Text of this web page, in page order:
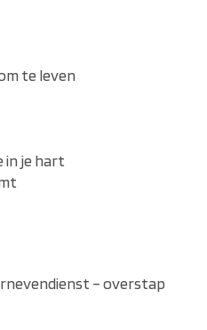
te leven
in je hart
– overstap